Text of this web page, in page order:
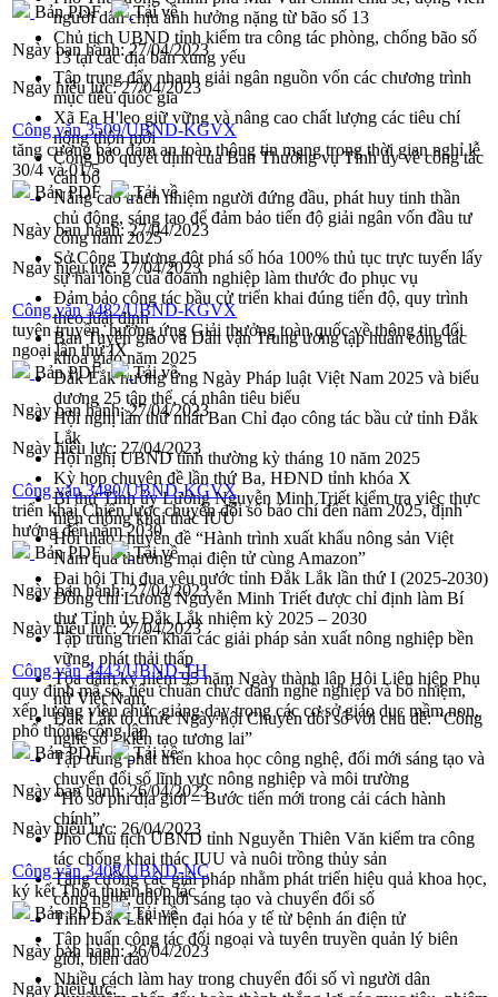
người dân chịu ảnh hưởng nặng từ bão số 13
Chủ tịch UBND tỉnh kiểm tra công tác phòng, chống bão số
13 tại các địa bàn xung yếu
Tập trung đẩy nhanh giải ngân nguồn vốn các chương trình
mục tiêu quốc gia
Xã Ea H'leo giữ vững và nâng cao chất lượng các tiêu chí
nông thôn mới
Công bố quyết định của Ban Thường vụ Tỉnh ủy về công tác
cán bộ
Nâng cao trách nhiệm người đứng đầu, phát huy tinh thần
chủ động, sáng tạo để đảm bảo tiến độ giải ngân vốn đầu tư
công năm 2025
Sở Công Thương đột phá số hóa 100% thủ tục trực tuyến lấy
sự hài lòng của doanh nghiệp làm thước đo phục vụ
Đảm bảo công tác bầu cử triển khai đúng tiến độ, quy trình
theo luật định
Ban Tuyên giáo và Dân vận Trung ương tập huấn công tác
khoa giáo năm 2025
Đắk Lắk hưởng ứng Ngày Pháp luật Việt Nam 2025 và biểu
dương 25 tập thể, cá nhân tiêu biểu
Hội nghị lần thứ nhất Ban Chỉ đạo công tác bầu cử tỉnh Đắk
Lắk
Hội nghị UBND tỉnh thường kỳ tháng 10 năm 2025
Kỳ họp chuyên đề lần thứ Ba, HĐND tỉnh khóa X
Bí thư Tỉnh ủy Lương Nguyễn Minh Triết kiểm tra việc thực
hiện chống khai thác IUU
Hội thảo chuyên đề “Hành trình xuất khẩu nông sản Việt
Nam qua thương mại điện tử cùng Amazon”
Đại hội Thi đua yêu nước tỉnh Đắk Lắk lần thứ I (2025-2030)
Đồng chí Lương Nguyễn Minh Triết được chỉ định làm Bí
thư Tỉnh ủy Đắk Lắk nhiệm kỳ 2025 – 2030
Tập trung triển khai các giải pháp sản xuất nông nghiệp bền
vững, phát thải thấp
Tọa đàm kỷ niệm 95 năm Ngày thành lập Hội Liên hiệp Phụ
nữ Việt Nam
Đắk Lắk tổ chức Ngày hội Chuyển đổi số với chủ đề: “Công
nghệ số - kiến tạo tương lai”
Tập trung phát triển khoa học công nghệ, đổi mới sáng tạo và
chuyển đổi số lĩnh vực nông nghiệp và môi trường
“Hồ sơ phi địa giới – Bước tiến mới trong cải cách hành
chính”
Phó Chủ tịch UBND tỉnh Nguyễn Thiên Văn kiểm tra công
tác chống khai thác IUU và nuôi trồng thủy sản
Tăng cường các giải pháp nhằm phát triển hiệu quả khoa học,
công nghệ, đổi mới sáng tạo và chuyển đổi số
Tỉnh Đắk Lắk hiện đại hóa y tế từ bệnh án điện tử
Tập huấn công tác đối ngoại và tuyên truyền quản lý biên
giới, biển đảo
Nhiều cách làm hay trong chuyển đổi số vì người dân
Bản PDF
Tải về
Ngày ban hành:27/04/2023
Ngày hiệu lực:27/04/2023
Công văn 3509/UBND-KGVX
tăng cường bảo đảm an toàn thông tin mạng trong thời gian nghỉ lễ
30/4 và 01/5
Bản PDF
Tải về
Ngày ban hành: 27/04/2023
Ngày hiệu lực: 27/04/2023
Công văn 3482/UBND-KGVX
tuyên truyền, hưởng ứng Giải thưởng toàn quốc về thông tin đối
ngoại lần thứ IX
Bản PDF
Tải về
Ngày ban hành:27/04/2023
Ngày hiệu lực: 27/04/2023
Công văn 3480/UBND-KGVX
triển khai Chiến lược chuyển đổi số báo chí đến năm 2025, định
hướng đến năm 2030
Bản PDF
Tải về
Ngày ban hành:27/04/2023
Ngày hiệu lực: 27/04/2023
Công văn 3443/UBND-TH
quy định mã số, tiêu chuẩn chức danh nghề nghiệp và bổ nhiệm,
xếp lương viên chức giảng dạy trong các cơ sở giáo dục mầm non,
phổ thông công lập
Bản PDF
Tải về
Ngày ban hành:26/04/2023
Ngày hiệu lực: 26/04/2023
Công văn 3408/UBND-NC
ký kết Thỏa thuận hợp tác
Bản PDF
Tải về
Ngày ban hành:26/04/2023
Ngày hiệu lực: